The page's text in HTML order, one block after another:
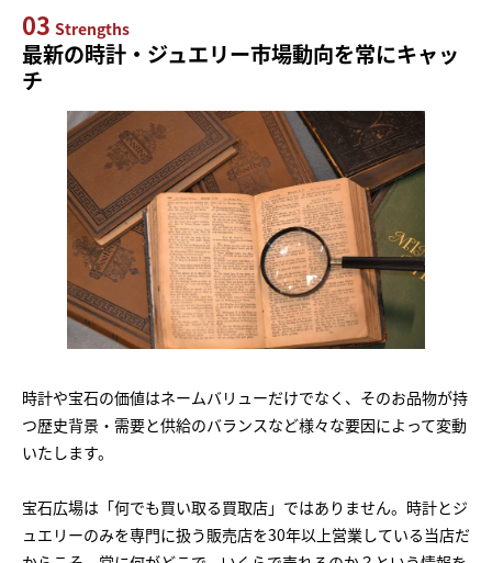
03 Strengths
最新の時計・ジュエリー市場動向を常にキャッ
チ
時計や宝石の価値はネームバリューだけでなく、そのお品物が持
つ歴史背景・需要と供給のバランスなど様々な要因によって変動
いたします。
宝石広場は「何でも買い取る買取店」ではありません。時計とジ
ュエリーのみを専門に扱う販売店を30年以上営業している当店だ